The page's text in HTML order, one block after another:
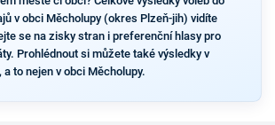
v obci Měcholupy (okres Plzeň-jih) vidíte
se na zisky stran i preferenční hlasy pro
Prohlédnout si můžete také výsledky v
to nejen v obci Měcholupy.